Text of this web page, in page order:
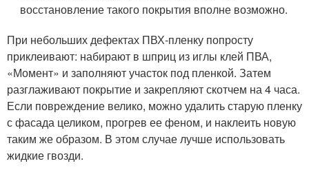
восстановление такого покрытия вполне возможно.
При небольших дефектах ПВХ-пленку попросту
приклеивают: набирают в шприц из иглы клей ПВА,
«Момент» и заполняют участок под пленкой. Затем
разглаживают покрытие и закрепляют скотчем на 4 часа.
Если повреждение велико, можно удалить старую пленку
с фасада целиком, прогрев ее феном, и наклеить новую
таким же образом. В этом случае лучше использовать
жидкие гвозди.